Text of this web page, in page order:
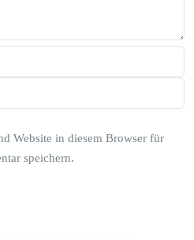
Website in diesem Browser für
speichern.